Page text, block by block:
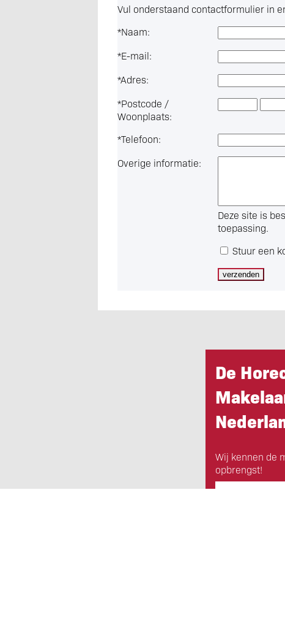
Vul onderstaand contactformulier in
*Naam:
*E-mail:
*Adres:
*Postcode /
Woonplaats:
*Telefoon:
Overige informatie:
Deze site is
toepassing.
Stuur een
De
Wij kennen de
opbrengst!